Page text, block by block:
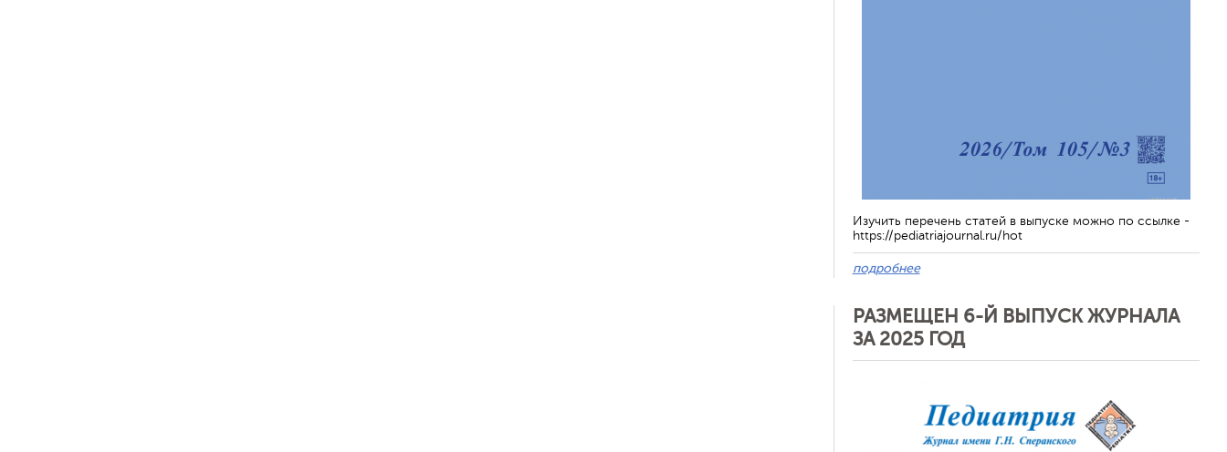
Изучить перечень статей в выпуске можно по ссылке -
https://pediatriajournal.ru/hot
подробнее
РАЗМЕЩЕН 6-Й ВЫПУСК ЖУРНАЛА
ЗА 2025 ГОД